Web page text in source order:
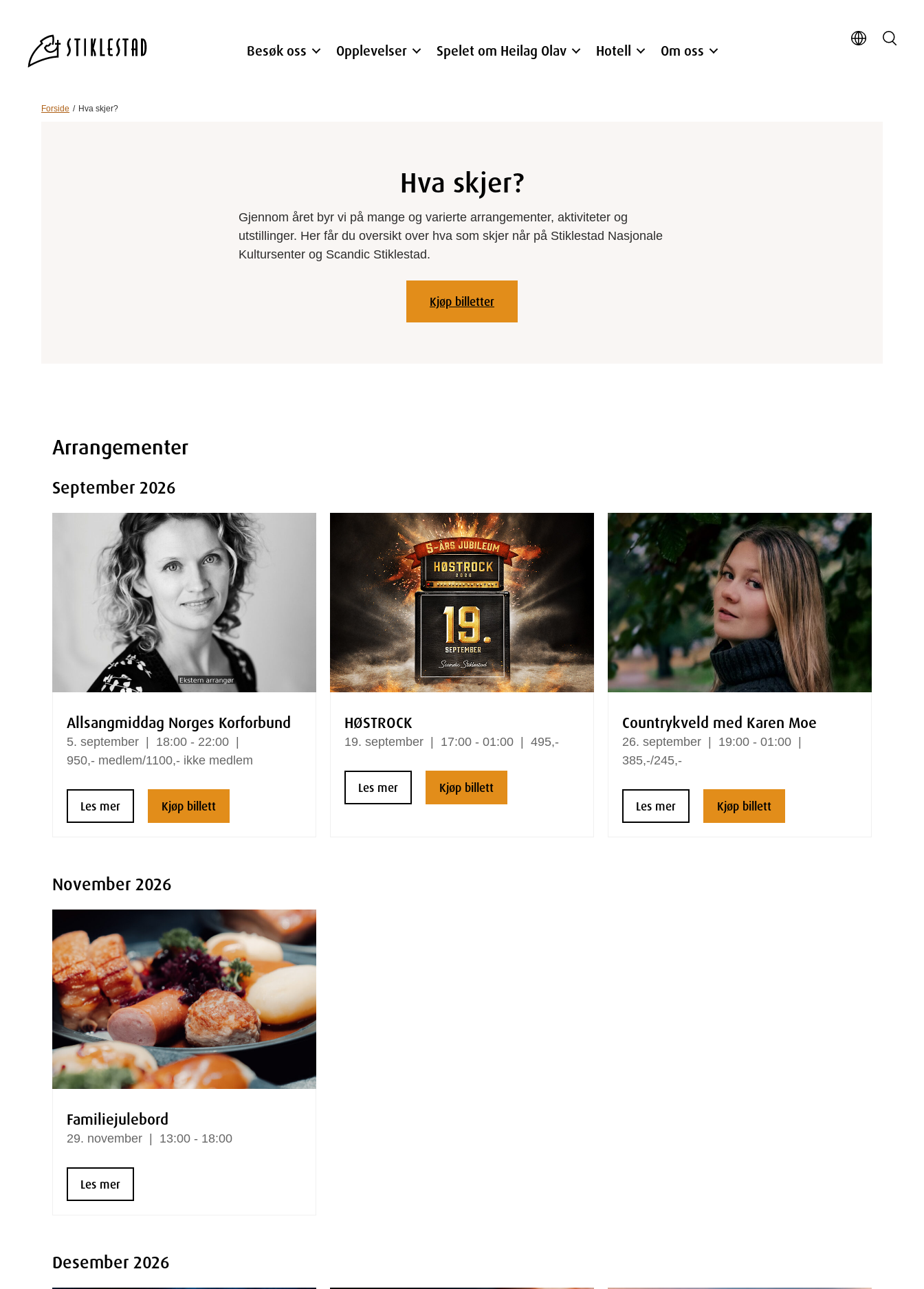
Besøk oss Opplevelser Spelet om Heilag Olav Hotell Om oss
Forside Hva skjer?
Hva skjer?
Gjennom året byr vi på mange og varierte arrangementer, aktiviteter og
utstillinger. Her får du oversikt over hva som skjer når på Stiklestad Nasjonale
Kultursenter og Scandic Stiklestad.
Kjøp billetter
Arrangementer
September 2026
Allsangmiddag Norges Korforbund
5. september
18:00 - 22:00
950,- medlem/1100,- ikke medlem
Les mer Kjøp billett
HØSTROCK
19. september 17:00 - 01:00 495,-
Les mer Kjøp billett
Countrykveld med Karen Moe
26. september
19:00 - 01:00
385,-/245,-
Les mer Kjøp billett
November 2026
Familiejulebord
29. november 13:00 - 18:00
Les mer
Desember 2026